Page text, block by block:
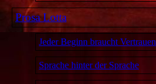
Prosa Lotta
Jeder Beginn braucht Vertrauen
Sprache hinter der Sprache